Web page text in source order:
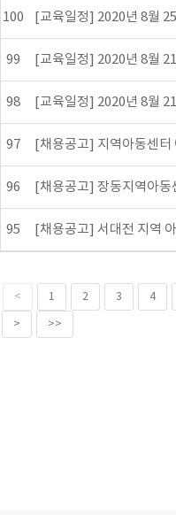
100 [교육일정] 2020년 8월
99 [교육일정] 2020년 8월
98 [교육일정] 2020년 8월
97 [채용공고] 지역아동센
96 [채용공고] 장동지역아동
95 [채용공고] 서대전 지역
< 1 2 3 4
> >>